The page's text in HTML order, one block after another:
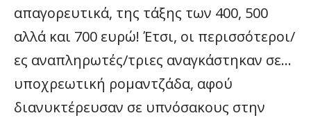
απαγορευτικά, της τάξης των 400, 500
αλλά και 700 ευρώ! Έτσι, οι περισσότεροι/
ες αναπληρωτές/τριες αναγκάστηκαν σε…
υποχρεωτική ρομαντζάδα, αφού
διανυκτέρευσαν σε υπνόσακους στην